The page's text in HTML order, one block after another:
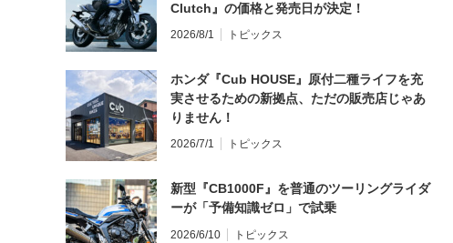
Clutch』の価格と発売日が決定！
2026/8/1 トピックス
ホンダ『Cub HOUSE』原付二種ライフを充
実させるための新拠点、ただの販売店じゃあ
りません！
2026/7/1 トピックス
新型『CB1000F』を普通のツーリングライダ
ーが「予備知識ゼロ」で試乗
2026/6/10 トピックス